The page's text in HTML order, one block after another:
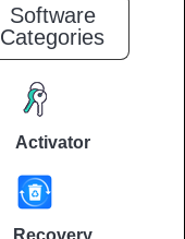
Software
Categories
Activator